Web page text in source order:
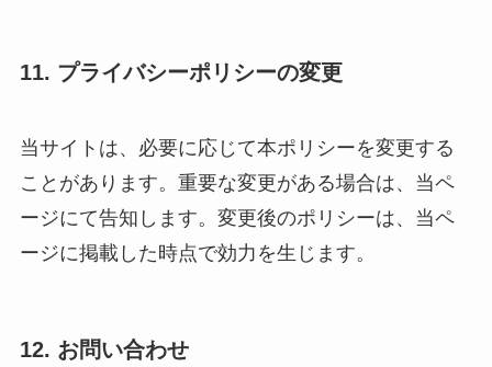
11. プライバシーポリシーの変更
当サイトは、必要に応じて本ポリシーを変更する
ことがあります。重要な変更がある場合は、当ペ
ージにて告知します。変更後のポリシーは、当ペ
ージに掲載した時点で効力を生じます。
12. お問い合わせ